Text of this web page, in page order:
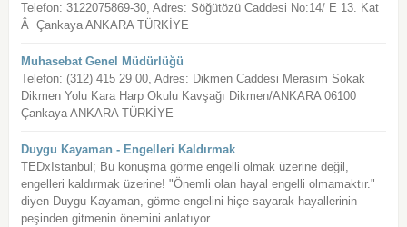
Telefon: 3122075869-30, Adres: Söğütözü Caddesi No:14/ E 13. Kat
Â Çankaya ANKARA TÜRKİYE
Muhasebat Genel Müdürlüğü
Telefon: (312) 415 29 00, Adres: Dikmen Caddesi Merasim Sokak
Dikmen Yolu Kara Harp Okulu Kavşağı Dikmen/ANKARA 06100
Çankaya ANKARA TÜRKİYE
Duygu Kayaman - Engelleri Kaldırmak
TEDxIstanbul; Bu konuşma görme engelli olmak üzerine değil,
engelleri kaldırmak üzerine! "Önemli olan hayal engelli olmamaktır."
diyen Duygu Kayaman, görme engelini hiçe sayarak hayallerinin
peşinden gitmenin önemini anlatıyor.